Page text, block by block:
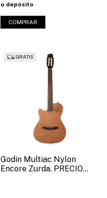
o depósito
GRATIS
Godin Multiac Nylon
Encore Zurda. PRECIO